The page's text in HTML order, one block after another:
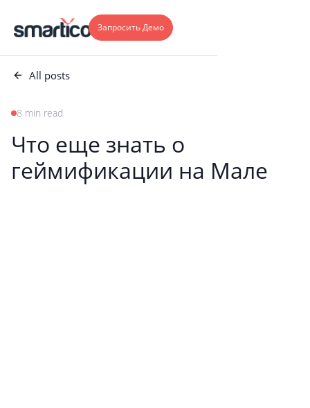
Запросить Демо
All posts
8 min read
Что еще знать о
геймификации на Мале